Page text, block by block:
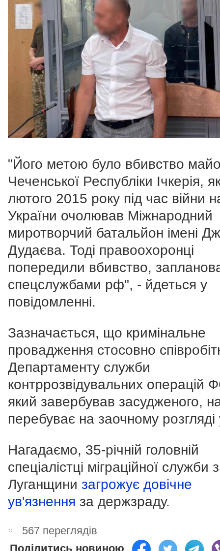
"Його метою було вбивство
Чеченської Республіки Ічкерія,
лютого 2015 року під час війни
України очолював Міжнародний
миротворчий батальйон імені
Дудаєва. Тоді правоохоронці
попередили вбивство,
спецслужбами рф", - йдеться у
повідомленні.
Зазначається, що кримінальне
провадження стосовно
Департаменту служби
контррозвідувальних операцій
який завербував засудженого,
перебуває на заочному розгляді
Нагадаємо, 35-річній головній
спеціалістці міграційної служби з
Луганщини загрожує довічне
ув'язнення за держзраду.
567 переглядів
Поділитись новиною